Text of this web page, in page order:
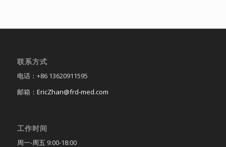
联系方式
电话：+86 13620911595
邮箱： EricZhan@frd-med.com
工作时间
周一-周五 9:00-18:00